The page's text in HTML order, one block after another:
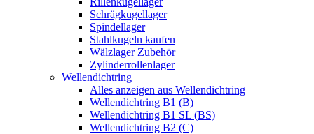
Schrägkugellager
Spindellager
Stahlkugeln kaufen
Wälzlager Zubehör
Zylinderrollenlager
Wellendichtring
Alles anzeigen aus Wellendichtring
Wellendichtring B1 (B)
Wellendichtring B1 SL (BS)
Wellendichtring B2 (C)